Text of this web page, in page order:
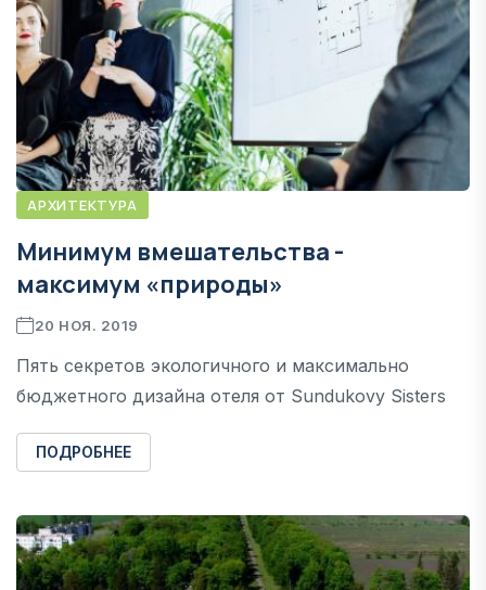
АРХИТЕКТУРА
Минимум вмешательства -
максимум «природы»
20 НОЯ. 2019
Пять секретов экологичного и максимально
бюджетного дизайна отеля от Sundukovy Sisters
ПОДРОБНЕЕ